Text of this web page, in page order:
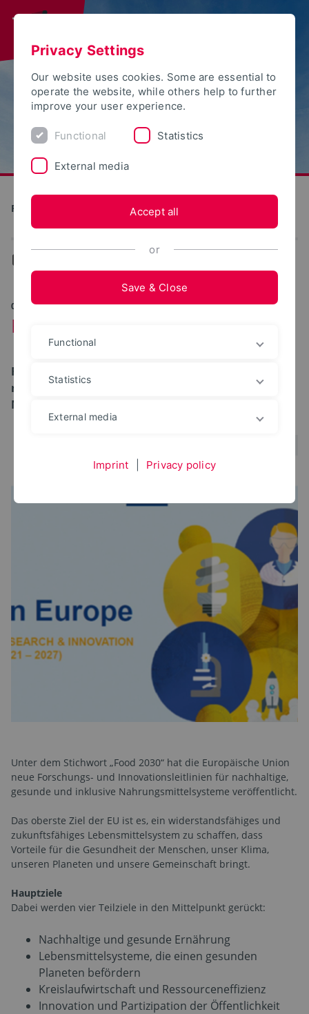
Future Food Factory OWL
01/27/2021
Food 2030: Pathways for action
Forschungs- und Innovations-Leitlinien für
nachhaltige, gesunde und inklusive
Nahrungsmittelsysteme veröffentlicht
Unter dem Stichwort „Food 2030“ hat die Europäische Union
neue Forschungs- und Innovationsleitlinien für nachhaltige,
gesunde und inklusive Nahrungsmittelsysteme veröffentlicht.
Das oberste Ziel der EU ist es, ein widerstandsfähiges und
zukunftsfähiges Lebensmittelsystem zu schaffen, dass
Vorteile für die Gesundheit der Menschen, unser Klima,
unseren Planeten und unsere Gemeinschaft bringt.
Hauptziele
Dabei werden vier Teilziele in den Mittelpunkt gerückt:
Nachhaltige und gesunde Ernährung
Lebensmittelsysteme, die einen gesunden
Planeten befördern
Kreislaufwirtschaft und Ressourceneffizienz
Innovation und Partizipation der Öffentlichkeit
Privacy Settings
Our website uses cookies. Some are essential to
operate the website, while others help to further
improve your user experience.
Functional Statistics
External media
Accept all
or
Save & Close
Functional
Statistics
External media
Imprint Privacy policy